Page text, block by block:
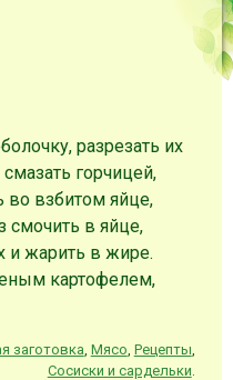
разрезать их
горчицей,
во взбитом яйце,
смочить в яйце,
и жарить в жире.
картофелем,
заготовка Мясо Рецепты
Сосиски и сардельки